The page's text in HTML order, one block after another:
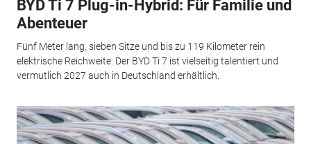
BYD Ti 7 Plug-in-Hybrid: Für Familie und
Abenteuer
Fünf Meter lang, sieben Sitze und bis zu 119 Kilometer rein
elektrische Reichweite: Der BYD Ti 7 ist vielseitig talentiert und
vermutlich 2027 auch in Deutschland erhältlich.